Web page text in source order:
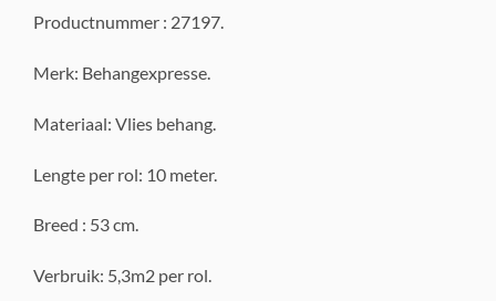
Productnummer : 27197.
Merk: Behangexpresse.
Materiaal: Vlies behang.
Lengte per rol: 10 meter.
Breed : 53 cm.
Verbruik: 5,3m2 per rol.